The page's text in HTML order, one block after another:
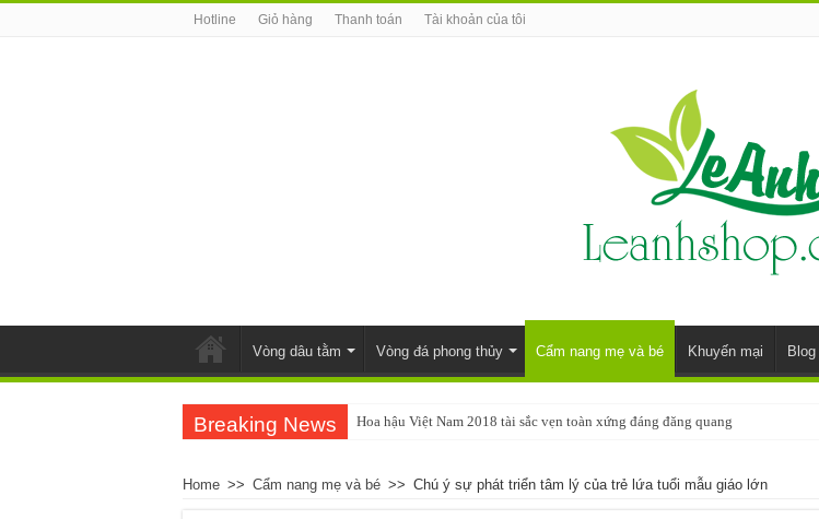
Hotline Giỏ hàng Thanh toán Tài khoản của tôi
Vòng dâu tằm Vòng đá phong thủy Cẩm nang mẹ và bé Khuyến mại Blog
Breaking News Hoa hậu Việt Nam 2018 tài sắc vẹn toàn xứng đáng đăng quang
Home >> Cẩm nang mẹ và bé >> Chú ý sự phát triển tâm lý của trẻ lứa tuổi mẫu giáo lớn